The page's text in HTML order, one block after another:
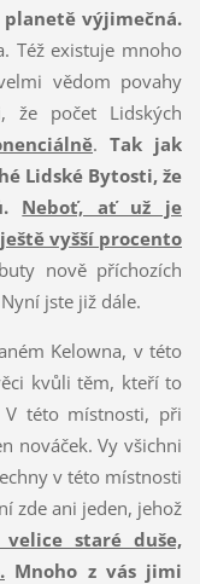
planetě výjimečná.
Též existuje mnoho
vědom povahy
že počet Lidských
.Tak jak
Lidské Bytosti, že
Neboť, ať už je
vyšší procento
nově příchozích
jste již dále.
Kelowna, v této
kvůli těm, kteří to
V této místnosti, při
nováček. Vy všichni
v této místnosti
zde ani jeden, jehož
staré duše,
Mnoho z vás jimi